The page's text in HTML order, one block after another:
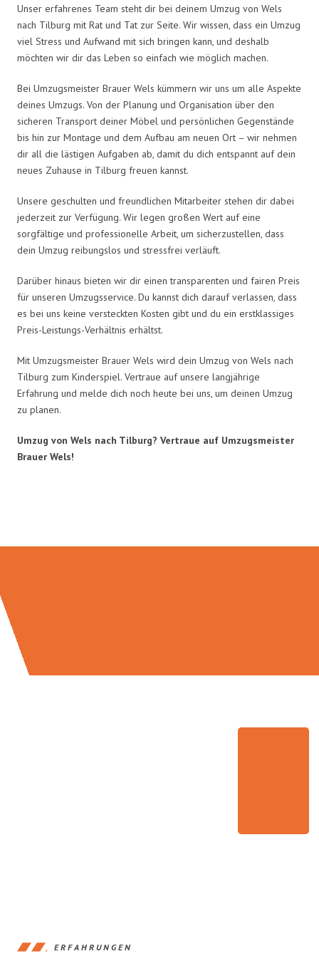
Unser erfahrenes Team steht dir bei deinem Umzug von Wels
nach Tilburg mit Rat und Tat zur Seite. Wir wissen, dass ein Umzug
viel Stress und Aufwand mit sich bringen kann, und deshalb
möchten wir dir das Leben so einfach wie möglich machen.
Bei Umzugsmeister Brauer Wels kümmern wir uns um alle Aspekte
deines Umzugs. Von der Planung und Organisation über den
sicheren Transport deiner Möbel und persönlichen Gegenstände
bis hin zur Montage und dem Aufbau am neuen Ort – wir nehmen
dir all die lästigen Aufgaben ab, damit du dich entspannt auf dein
neues Zuhause in Tilburg freuen kannst.
Unsere geschulten und freundlichen Mitarbeiter stehen dir dabei
jederzeit zur Verfügung. Wir legen großen Wert auf eine
sorgfältige und professionelle Arbeit, um sicherzustellen, dass
dein Umzug reibungslos und stressfrei verläuft.
Darüber hinaus bieten wir dir einen transparenten und fairen Preis
für unseren Umzugsservice. Du kannst dich darauf verlassen, dass
es bei uns keine versteckten Kosten gibt und du ein erstklassiges
Preis-Leistungs-Verhältnis erhältst.
Mit Umzugsmeister Brauer Wels wird dein Umzug von Wels nach
Tilburg zum Kinderspiel. Vertraue auf unsere langjährige
Erfahrung und melde dich noch heute bei uns, um deinen Umzug
zu planen.
Umzug von Wels nach Tilburg? Vertraue auf Umzugsmeister
Brauer Wels!
ERFAHRUNGEN